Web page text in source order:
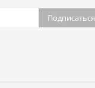
Подписаться